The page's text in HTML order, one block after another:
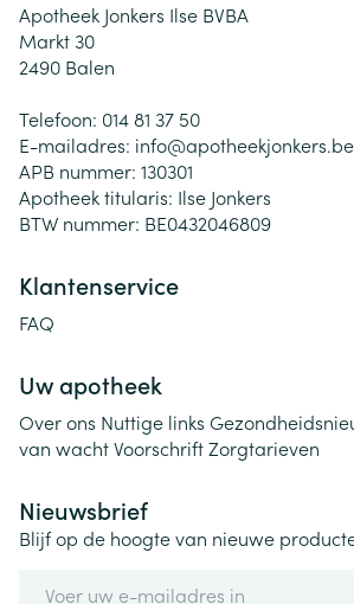
Apotheek Jonkers Ilse BVBA
Markt 30
2490 Balen
Telefoon: 014 81 37 50
E-mailadres: info@apotheekjonkers.be
APB nummer: 130301
Apotheek titularis: Ilse Jonkers
BTW nummer: BE0432046809
Klantenservice
FAQ
Uw apotheek
Over ons Nuttige links
van wachtVoorschriftZorgtarieven
Nieuwsbrief
Blijf op de hoogte van nieuwe